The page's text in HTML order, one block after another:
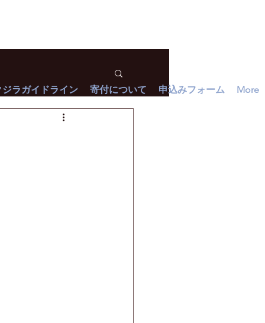
ジラガイドライン 寄付について 申込みフォーム More